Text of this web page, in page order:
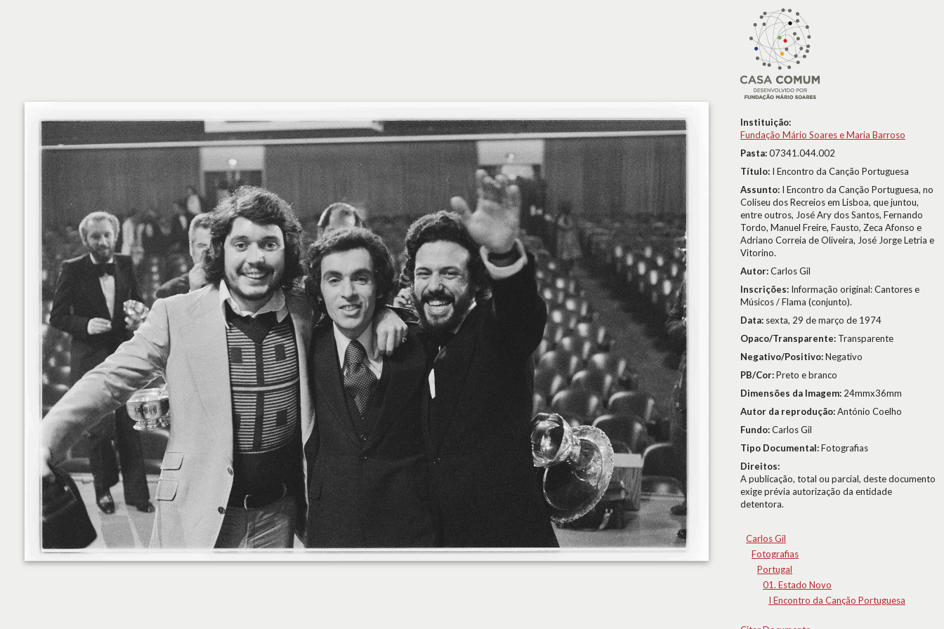
Instituição:
Fundação Mário Soares e Maria Barroso
Pasta:07341.044.002
Título: I Encontro da Canção Portuguesa
Assunto: I Encontro da Canção Portuguesa, no
Coliseu dos Recreios em Lisboa, que juntou,
entre outros, José Ary dos Santos, Fernando
Tordo, Manuel Freire, Fausto, Zeca Afonso e
Adriano Correia de Oliveira, José Jorge Letria e
Vitorino.
Autor:Carlos Gil
Inscrições: Informação original: Cantores e
Músicos / Flama (conjunto).
Data: sexta, 29 de março de 1974
Opaco/Transparente: Transparente
Negativo/Positivo:Negativo
PB/Cor:Preto e branco
Dimensões da Imagem: 24mmx36mm
Autor da reprodução:António Coelho
Fundo:Carlos Gil
Tipo Documental:Fotografias
Direitos:
A publicação, total ou parcial, deste documento
exige prévia autorização da entidade
detentora.
Carlos Gil
Fotografias
Portugal
01. Estado Novo
I Encontro da Canção Portuguesa